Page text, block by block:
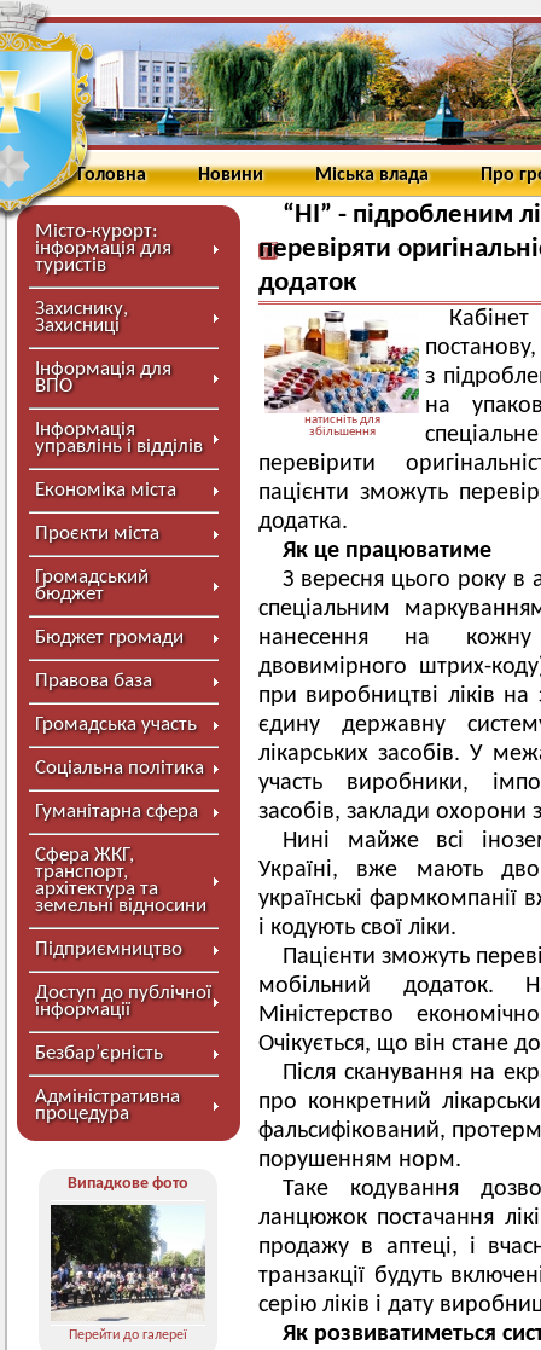
Головна Новини Міська влада Про
Місто-курорт:
інформація для
туристів
Захиснику,
Захисниці
Інформація для
ВПО
Інформація
управлінь і відділів
Економіка міста
Проєкти міста
Громадський
бюджет
Бюджет громади
Правова база
Громадська участь
Соціальна політика
Гуманітарна сфера
Сфера ЖКГ,
транспорт,
архітектура та
земельні відносини
Підприємництво
Доступ до публічної
інформації
Безбар’єрність
Адміністративна
процедура
Випадкове фото
Перейти до галереї
“НІ” - підробленим
перевіряти
додаток
натисніть для
збільшення
з
на
перевірити
пацієнти зможуть
додатка.
Як це працюватиме
З вересня цього року в
спеціальним
нанесення на кожну
двовимірного штрих-
при виробництві ліків
єдину державну
лікарських засобів. У
участь виробники,
засобів, заклади охорони
Нині майже всі
Україні, вже мають
українські
і кодують свої ліки.
Пацієнти зможуть
мобільний додаток.
Міністерство
Очікується, що він стане
Після сканування на
про конкретний
фальсифікований,
порушенням норм.
Таке кодування
ланцюжок постачання
продажу в аптеці, і
транзакції будуть
серію ліків і дату
Як розвиватиметься